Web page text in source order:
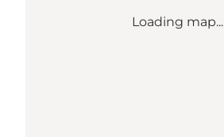
Loading map...